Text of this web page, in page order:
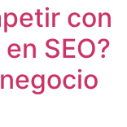
con
SEO?